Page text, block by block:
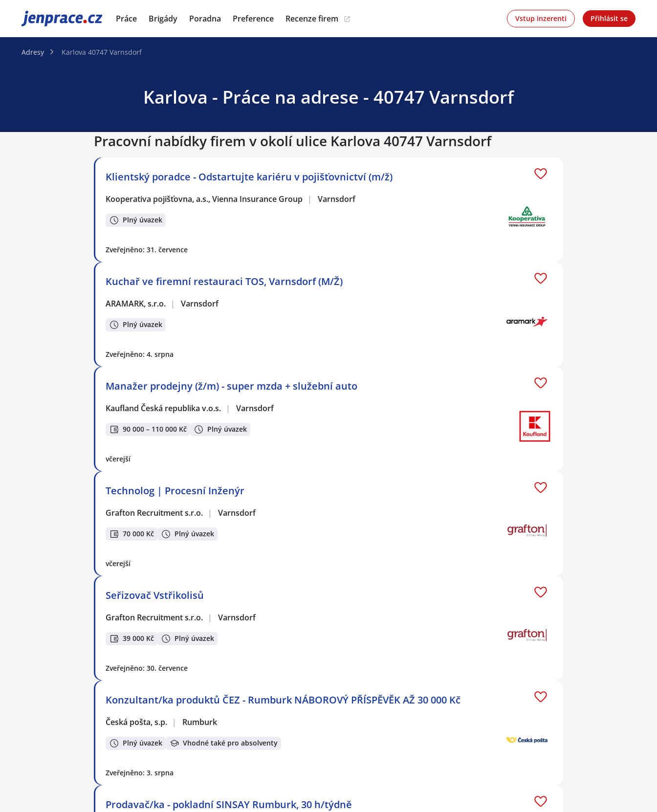
JenPráce.cz Práce Brigády Poradna Preference Recenze firem Vstup inzerenti Přihlásit se
Adresy Karlova 40747 Varnsdorf
Karlova - Práce na adrese - 40747 Varnsdorf
Pracovní nabídky firem v okolí ulice Karlova 40747 Varnsdorf
Klientský poradce - Odstartujte kariéru v pojišťovnictví (m/ž)
Kooperativa pojišťovna, a.s., Vienna Insurance Group | Varnsdorf
Plný úvazek
Zveřejněno: 31. července
Kuchař ve firemní restauraci TOS, Varnsdorf (M/Ž)
ARAMARK, s.r.o. | Varnsdorf
Plný úvazek
Zveřejněno: 4. srpna
Manažer prodejny (ž/m) - super mzda + služební auto
Kaufland Česká republika v.o.s. | Varnsdorf
90 000 – 110 000 Kč Plný úvazek
včerejší
Technolog | Procesní Inženýr
Grafton Recruitment s.r.o. | Varnsdorf
70 000 Kč Plný úvazek
včerejší
Seřizovač Vstřikolisů
Grafton Recruitment s.r.o. | Varnsdorf
39 000 Kč Plný úvazek
Zveřejněno: 30. července
Konzultant/ka produktů ČEZ - Rumburk NÁBOROVÝ PŘÍSPĚVĚK AŽ 30 000 Kč
Česká pošta, s.p. | Rumburk
Plný úvazek Vhodné také pro absolventy
Zveřejněno: 3. srpna
Prodavač/ka - pokladní SINSAY Rumburk, 30 h/týdně